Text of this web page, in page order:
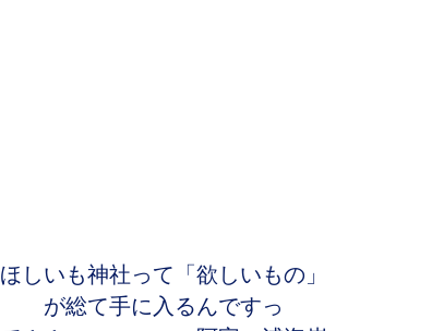
ほしいも神社って「欲しいもの」
が総て手に入るんですっ